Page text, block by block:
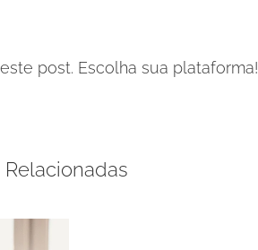
post. Escolha sua plataforma!